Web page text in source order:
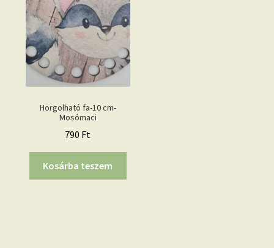
Horgolható fa-10 cm-
Mosómaci
790 Ft
Kosárba teszem